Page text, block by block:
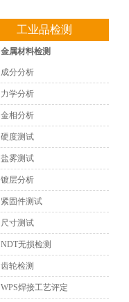
工业品检测
金属材料检测
成分分析
力学分析
金相分析
硬度测试
盐雾测试
镀层分析
紧固件测试
尺寸测试
NDT无损检测
齿轮检测
WPS焊接工艺评定